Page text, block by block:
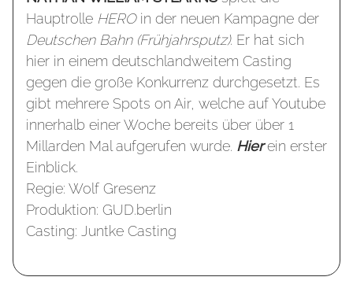
Hauptrolle HEROin der neuen Kampagne der
Deutschen Bahn (Frühjahrsputz). Er hat sich
hier in einem deutschlandweitem Casting
gegen die große Konkurrenz durchgesetzt. Es
gibt mehrere Spots on Air, welche auf Youtube
innerhalb einer Woche bereits über über 1
Millarden Mal aufgerufen wurde. Hierein erster
Einblick.
Regie: Wolf Gresenz
Produktion: GUD.berlin
Casting: Juntke Casting